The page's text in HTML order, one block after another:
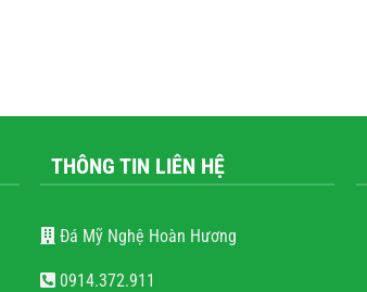
THÔNG TIN LIÊN HỆ
Đá Mỹ Nghệ Hoàn Hương
0914.372.911